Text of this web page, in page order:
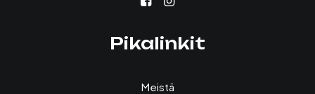
Pikalinkit
Meistä